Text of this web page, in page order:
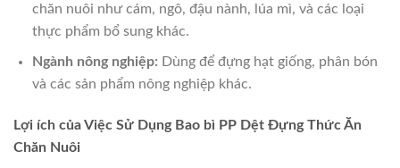
chăn nuôi như cám, ngô, đậu nành, lúa mì, và các loại
thực phẩm bổ sung khác.
Ngành nông nghiệp: Dùng để đựng hạt giống, phân bón
và các sản phẩm nông nghiệp khác.
Lợi ích của Việc Sử Dụng Bao bì PP Dệt Đựng Thức Ăn
Chăn Nuôi